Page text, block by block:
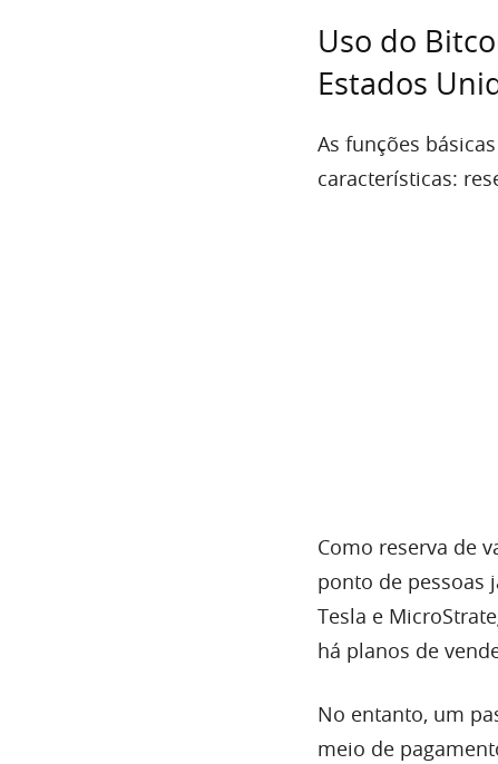
Uso do
Estados
As funções
características:
Como reserva de
ponto de pessoas
Tesla e
há planos de
No entanto, um
meio de